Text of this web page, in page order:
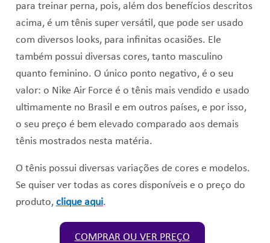
para treinar perna, pois, além dos benefícios descritos
acima, é um tênis super versátil, que pode ser usado
com diversos looks, para infinitas ocasiões. Ele
também possui diversas cores, tanto masculino
quanto feminino. O único ponto negativo, é o seu
valor: o Nike Air Force é o tênis mais vendido e usado
ultimamente no Brasil e em outros países, e por isso,
o seu preço é bem elevado comparado aos demais
tênis mostrados nesta matéria.
O tênis possui diversas variações de cores e modelos.
Se quiser ver todas as cores disponíveis e o preço do
produto, clique aqui.
COMPRAR OU VER PREÇO